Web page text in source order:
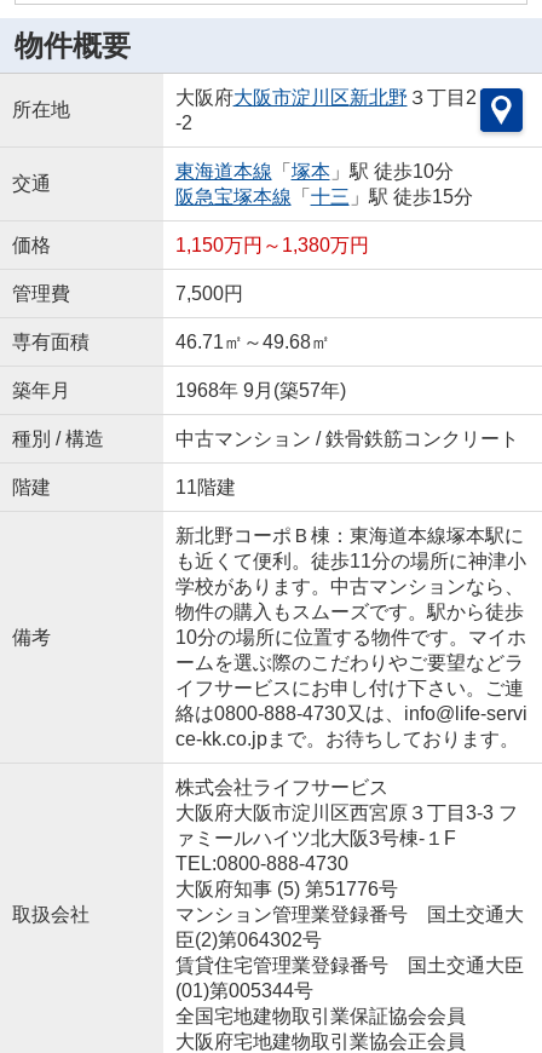
物件概要
所在地
大阪府大阪市淀川区新北野 ３丁目2
-2
交通
東海道本線 「 塚本」駅 徒歩10分
阪急宝塚本線 「 十三 」駅 徒歩15分
価格 1,150万円～1,380万円
管理費 7,500円
専有面積 46.71㎡～49.68㎡
築年月 1968年 9月(築57年)
種別 / 構造 中古マンション / 鉄骨鉄筋コンクリート
階建 11階建
備考
新北野コーポＢ棟：東海道本線塚本駅に
も近くて便利。徒歩11分の場所に神津小
学校があります。中古マンションなら、
物件の購入もスムーズです。駅から徒歩
10分の場所に位置する物件です。マイホ
ームを選ぶ際のこだわりやご要望などラ
イフサービスにお申し付け下さい。ご連
絡は0800-888-4730又は、info@life-servi
ce-kk.co.jpまで。お待ちしております。
取扱会社
株式会社ライフサービス
大阪府大阪市淀川区西宮原３丁目3-3 フ
ァミールハイツ北大阪3号棟-１F
TEL:0800-888-4730
大阪府知事 (5) 第51776号
マンション管理業登録番号 国土交通大
臣(2)第064302号
賃貸住宅管理業登録番号 国土交通大臣
(01)第005344号
全国宅地建物取引業保証協会会員
大阪府宅地建物取引業協会正会員